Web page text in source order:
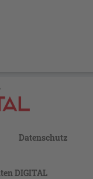
Datenschutz
DIGITAL